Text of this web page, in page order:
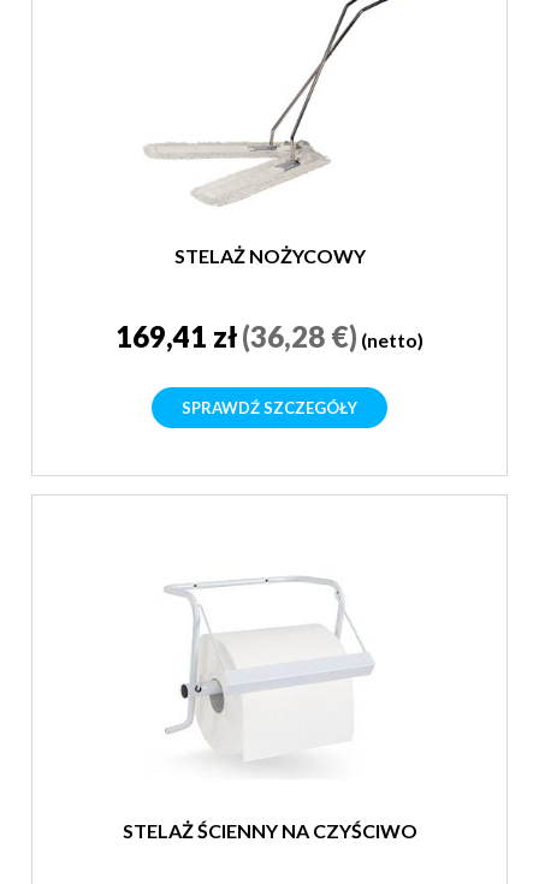
STELAŻ NOŻYCOWY
169,41 zł(36,28 €) (netto)
SPRAWDŹ SZCZEGÓŁY
STELAŻ ŚCIENNY NA CZYŚCIWO